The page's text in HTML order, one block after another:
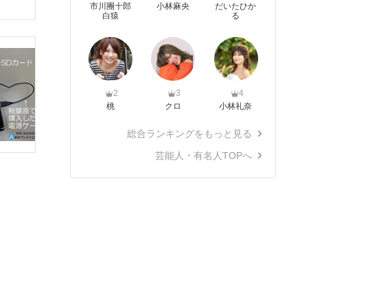
市川團十郎
白猿
小林麻央
だいたひか
る
2
桃
3
クロ
4
小林礼奈
総合ランキングをもっと見る
芸能人・有名人TOPへ